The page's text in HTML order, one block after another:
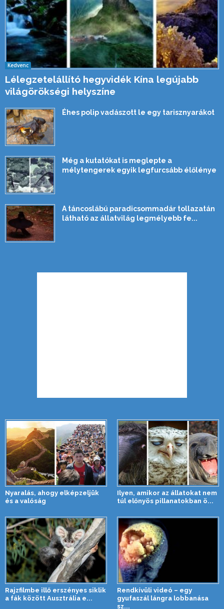
Kedvenc
Lélegzetelállító hegyvidék Kína legújabb
világörökségi helyszíne
Éhes polip vadászott le egy tarisznyarákot
Még a kutatókat is meglepte a
mélytengerek egyik legfurcsább élőlénye
A táncoslábú paradicsommadár tollazatán
látható az állatvilág legmélyebb fe...
Nyaralás, ahogy elképzeljük
és a valóság
Ilyen, amikor az állatokat nem
túl előnyös pillanatokban ö...
Rajzfilmbe illő erszényes siklik
a fák között Ausztrália e...
Rendkívüli videó – egy
gyufaszál lángra lobbanása
sz...